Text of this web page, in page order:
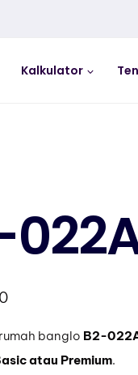
Kalkulator
banglo B2-
atau Premium.